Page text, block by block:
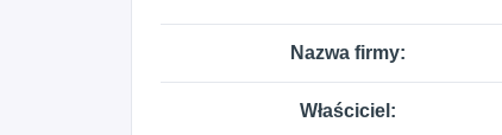
Nazwa firmy:
Właściciel: